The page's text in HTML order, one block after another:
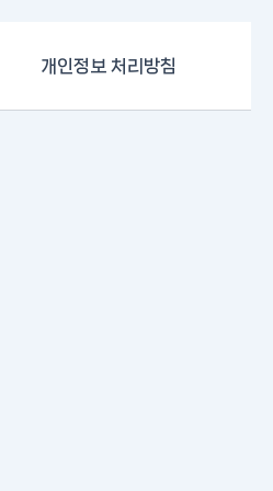
개인정보 처리방침